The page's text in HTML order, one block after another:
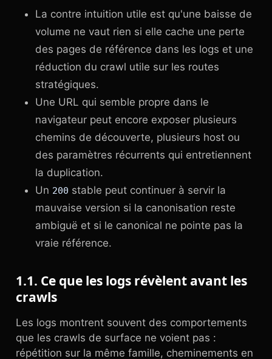
La contre intuition utile est qu'une baisse de
volume ne vaut rien si elle cache une perte
des pages de référence dans les logs et une
réduction du crawl utile sur les routes
stratégiques.
Une URL qui semble propre dans le
navigateur peut encore exposer plusieurs
chemins de découverte, plusieurs host ou
des paramètres récurrents qui entretiennent
la duplication.
Un 200 stable peut continuer à servir la
mauvaise version si la canonisation reste
ambiguë et si le canonical ne pointe pas la
vraie référence.
1.1. Ce que les logs révèlent avant les
crawls
Les logs montrent souvent des comportements
que les crawls de surface ne voient pas :
répétition sur la même famille, cheminements en